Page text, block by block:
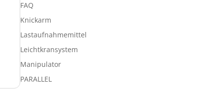
FAQ
Knickarm
Lastaufnahmemittel
Leichtkransystem
Manipulator
PARALLEL